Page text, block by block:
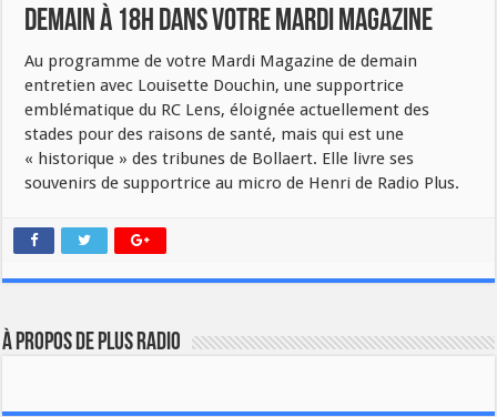
Demain à 18h dans votre Mardi Magazine
Au programme de votre Mardi Magazine de demain
entretien avec Louisette Douchin, une supportrice
emblématique du RC Lens, éloignée actuellement des
stades pour des raisons de santé, mais qui est une
« historique » des tribunes de Bollaert. Elle livre ses
souvenirs de supportrice au micro de Henri de Radio Plus.
À propos de plus radio